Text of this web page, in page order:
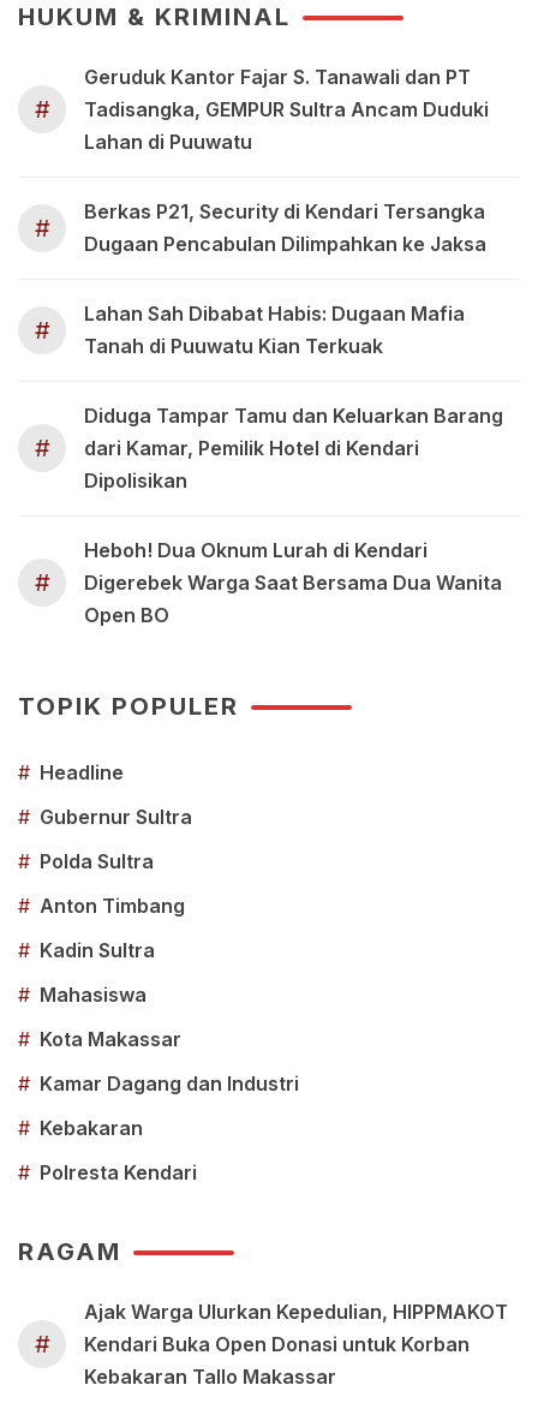
HUKUM & KRIMINAL
#
Geruduk Kantor Fajar S. Tanawali dan PT
Tadisangka, GEMPUR Sultra Ancam Duduki
Lahan di Puuwatu
#
Berkas P21, Security di Kendari Tersangka
Dugaan Pencabulan Dilimpahkan ke Jaksa
#
Lahan Sah Dibabat Habis: Dugaan Mafia
Tanah di Puuwatu Kian Terkuak
#
Diduga Tampar Tamu dan Keluarkan Barang
dari Kamar, Pemilik Hotel di Kendari
Dipolisikan
#
Heboh! Dua Oknum Lurah di Kendari
Digerebek Warga Saat Bersama Dua Wanita
Open BO
TOPIK POPULER
# Headline
# Gubernur Sultra
# Polda Sultra
# Anton Timbang
# Kadin Sultra
# Mahasiswa
# Kota Makassar
# Kamar Dagang dan Industri
# Kebakaran
# Polresta Kendari
RAGAM
#
Ajak Warga Ulurkan Kepedulian, HIPPMAKOT
Kendari Buka Open Donasi untuk Korban
Kebakaran Tallo Makassar